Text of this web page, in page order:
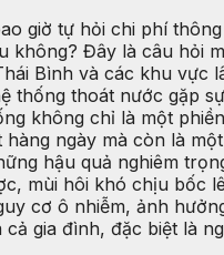
giờ tự hỏi chi phí
không? Đây là câu hỏi
Bình và các khu vực
thống thoát nước gặp
không chỉ là một
hàng ngày mà còn là
hậu quả nghiêm
mùi hôi khó chịu bốc
cơ ô nhiễm, ảnh
cả gia đình, đặc biệt là